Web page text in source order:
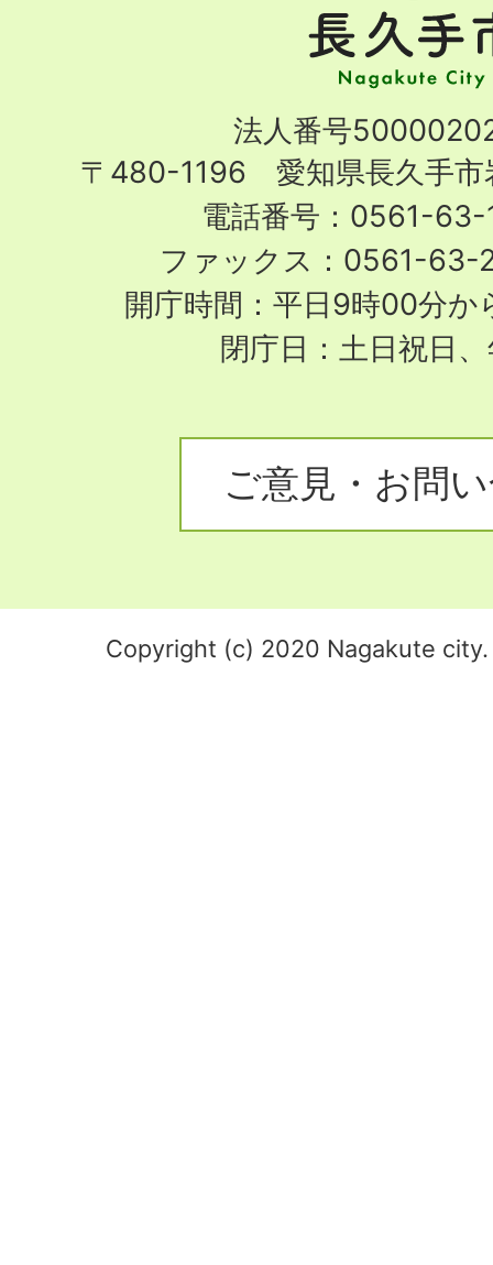
手
市
City
法人番号
〒480-1196 愛知県長久手市
電話番号：0561-63-
ファックス：0561-63-
開庁時間：平日9時00分か
閉庁日：土日祝日
ご意見・お問
Copyright (c) 2020 Nagakute